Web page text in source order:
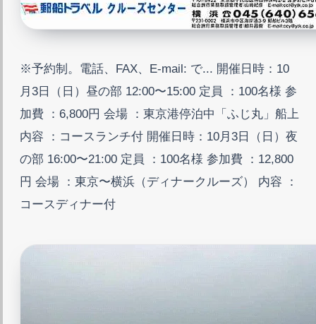
※予約制。電話、FAX、E-mail: で... 開催日時：10
月3日（日）昼の部 12:00〜15:00 定員 ：100名様 参
加費 ：6,800円 会場 ：東京港停泊中「ふじ丸」船上
内容 ：コースランチ付 開催日時：10月3日（日）夜
の部 16:00〜21:00 定員 ：100名様 参加費 ：12,800
円 会場 ：東京〜横浜（ディナークルーズ） 内容 ：
コースディナー付